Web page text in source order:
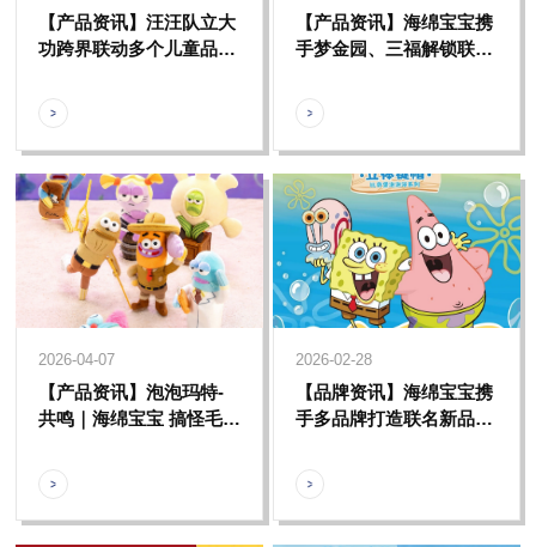
【产品资讯】汪汪队立大
功跨界联动多个儿童品
【产品资讯】海绵宝宝携
手梦金园、三福解锁联名
碰撞就此开启！
2026-04-07
【产品资讯】泡泡玛特-
共鸣｜海绵宝宝 搞怪毛绒
活力
2026-02-28
【品牌资讯】海绵宝宝携
手多品牌打造联名新品矩
IP商业价值